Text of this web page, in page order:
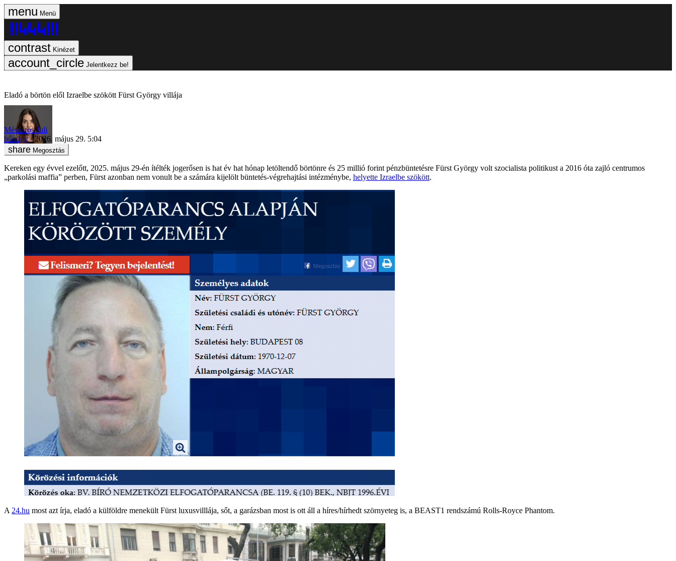
Menü
Kinézet
Jelentkezz be!
Eladó a börtön elől Izraelbe szökött Fürst György villája
Mészáros Juli
bűnügy
2026. május 29. 5:04
Megosztás
Kereken egy évvel ezelőtt, 2025. május 29-én ítélték jogerősen is hat év hat hónap letöltendő börtönre és 25 millió forint pénzbüntetésre Fürst György volt szocialista politikust a 2016 óta zajló centrumos
„parkolási maffia” perben, Fürst azonban nem vonult be a számára kijelölt büntetés-végrehajtási intézménybe, helyette Izraelbe szökött.
A 24.hu most azt írja, eladó a külföldre menekült Fürst luxusvilllája, sőt, a garázsban most is ott áll a híres/hírhedt szörnyeteg is, a BEAST1 rendszámú Rolls-Royce Phantom.